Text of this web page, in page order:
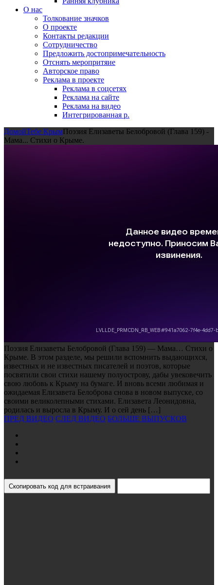
О нас
Толкование значков
О проекте
Контакты редакции
Сотрудничество
Предложить достопримечательность
Отснять меропритяие
Авторское право
Реклама в проекте
Реклама в соцсетях
Реклама на сайте
Реклама на видео
Интегрированная р.
ДомойТебе КрымПоэзия Елизаветы Белобровой (Глава 159) -
Мама... Стихи о Крыме.
Поэзия Елизаветы Белобровой (Глава 159) — Мама… Стихи о
Крыме. В этом разделе, мы решили вспомнить выдающихся,
известных и не известных писателей и поэтов, которые
посвятили свои стихи нашему полуострову, дабы увековечить
свою любовь к Крыму на бумаге. И вновь всеми любимая и
ожидаемая Елизавета Белоброва снова в новом выпуске, со
своими великолепными стихами. Елизавета Леонидовна,
родилась и выросла в Крыму. И о сей день […]
ПРЕД ВИДЕО СЛЕД ВИДЕО БОЛЬШЕ ВЫПУСКОВ
Скопировать код для встраивания